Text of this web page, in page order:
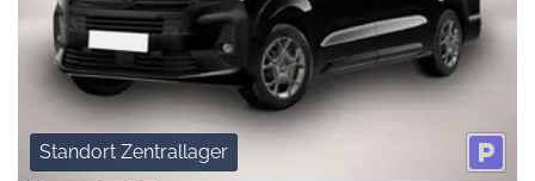
Standort Zentrallager